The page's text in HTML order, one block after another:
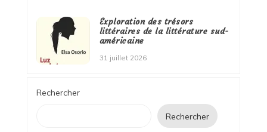
Exploration des trésors
littéraires de la littérature sud-
américaine
31 juillet 2026
Rechercher
Rechercher